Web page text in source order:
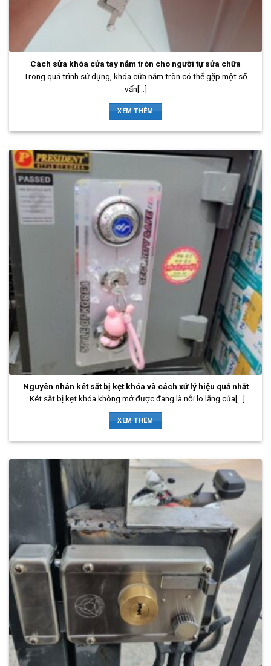
Cách sửa khóa cửa tay nắm tròn cho người tự sửa chữa
Trong quá trình sử dụng, khóa cửa nắm tròn có thể gặp một số
vấn[...]
XEM THÊM
Nguyên nhân két sắt bị kẹt khóa và cách xử lý hiệu quả nhất
Két sắt bị kẹt khóa không mở được đang là nỗi lo lắng của[...]
XEM THÊM